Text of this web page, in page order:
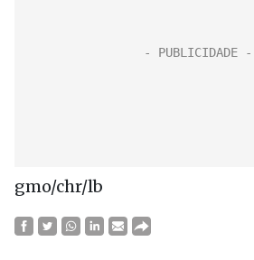
gmo/chr/lb